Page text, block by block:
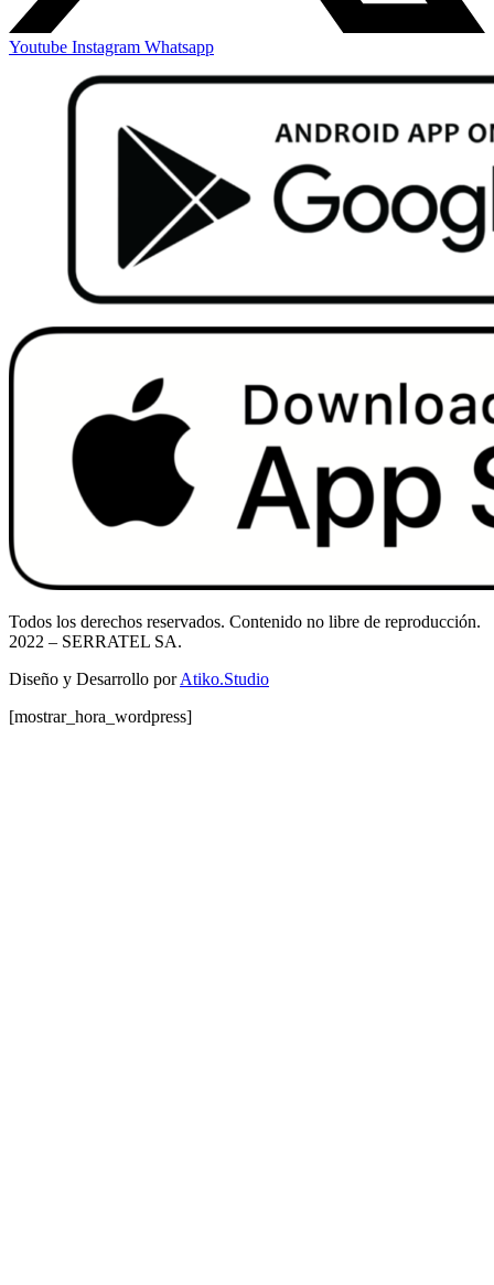
Youtube Instagram Whatsapp
Todos los derechos reservados. Contenido no libre de reproducción.
2022 – SERRATEL SA.
Diseño y Desarrollo porAtiko.Studio
[mostrar_hora_wordpress]